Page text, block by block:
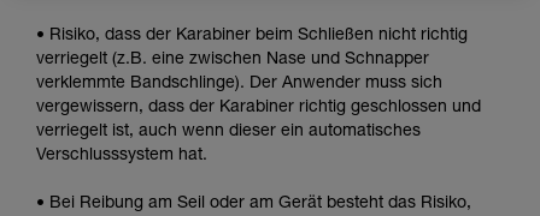
• Risiko, dass der Karabiner beim Schließen nicht richtig
verriegelt (z.B. eine zwischen Nase und Schnapper
verklemmte Bandschlinge). Der Anwender muss sich
vergewissern, dass der Karabiner richtig geschlossen und
verriegelt ist, auch wenn dieser ein automatisches
Verschlusssystem hat.
• Bei Reibung am Seil oder am Gerät besteht das Risiko,